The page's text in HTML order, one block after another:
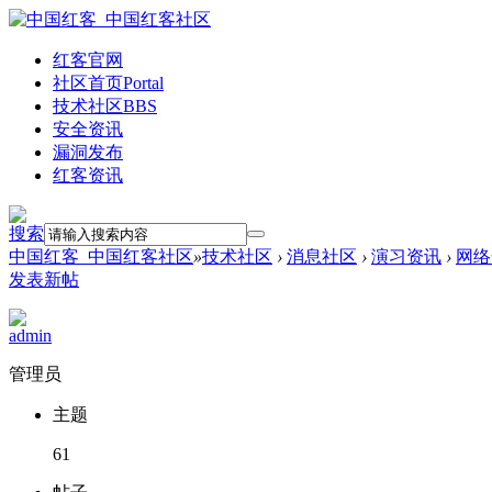
红客官网
社区首页Portal
技术社区BBS
安全资讯
漏洞发布
红客资讯
搜索
中国红客_中国红客社区»技术社区 › 消息社区 › 演习资讯 › 网
发表新帖
admin
管理员
主题
61